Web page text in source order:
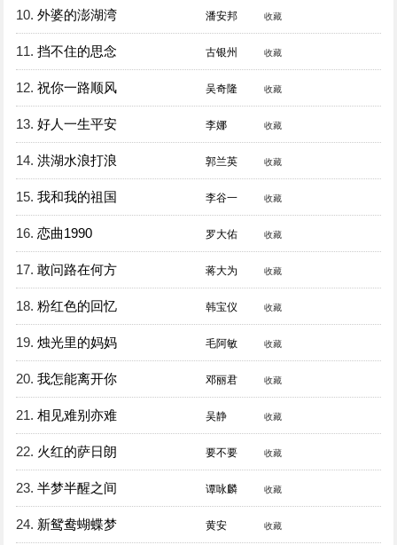
10. 外婆的澎湖湾 潘安邦 收藏
11. 挡不住的思念 古银州 收藏
12. 祝你一路顺风 吴奇隆 收藏
13. 好人一生平安 李娜 收藏
14. 洪湖水浪打浪 郭兰英 收藏
15. 我和我的祖国 李谷一 收藏
16. 恋曲1990 罗大佑 收藏
17. 敢问路在何方 蒋大为 收藏
18. 粉红色的回忆 韩宝仪 收藏
19. 烛光里的妈妈 毛阿敏 收藏
20. 我怎能离开你 邓丽君 收藏
21. 相见难别亦难 吴静 收藏
22. 火红的萨日朗 要不要 收藏
23. 半梦半醒之间 谭咏麟 收藏
24. 新鸳鸯蝴蝶梦 黄安 收藏